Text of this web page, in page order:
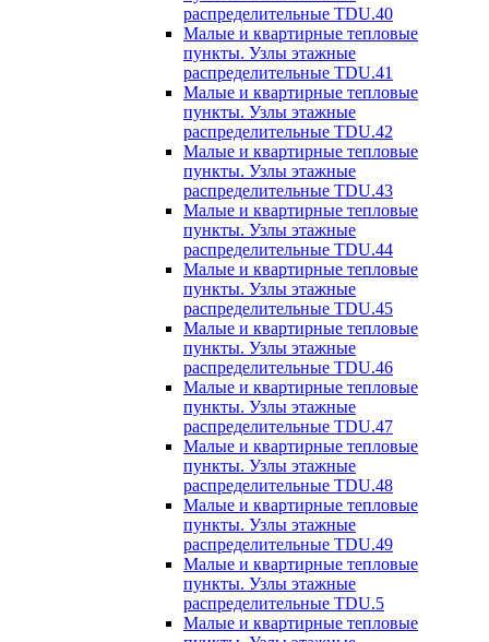
распределительные TDU.40
Малые и квартирные тепловые
пункты. Узлы этажные
распределительные TDU.41
Малые и квартирные тепловые
пункты. Узлы этажные
распределительные TDU.42
Малые и квартирные тепловые
пункты. Узлы этажные
распределительные TDU.43
Малые и квартирные тепловые
пункты. Узлы этажные
распределительные TDU.44
Малые и квартирные тепловые
пункты. Узлы этажные
распределительные TDU.45
Малые и квартирные тепловые
пункты. Узлы этажные
распределительные TDU.46
Малые и квартирные тепловые
пункты. Узлы этажные
распределительные TDU.47
Малые и квартирные тепловые
пункты. Узлы этажные
распределительные TDU.48
Малые и квартирные тепловые
пункты. Узлы этажные
распределительные TDU.49
Малые и квартирные тепловые
пункты. Узлы этажные
распределительные TDU.5
Малые и квартирные тепловые